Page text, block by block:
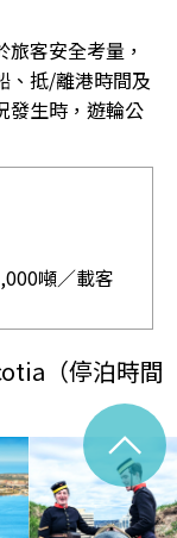
客安全考量，
、抵/離港時間及
發生時，遊輪公
噸／載客
（停泊時間
^